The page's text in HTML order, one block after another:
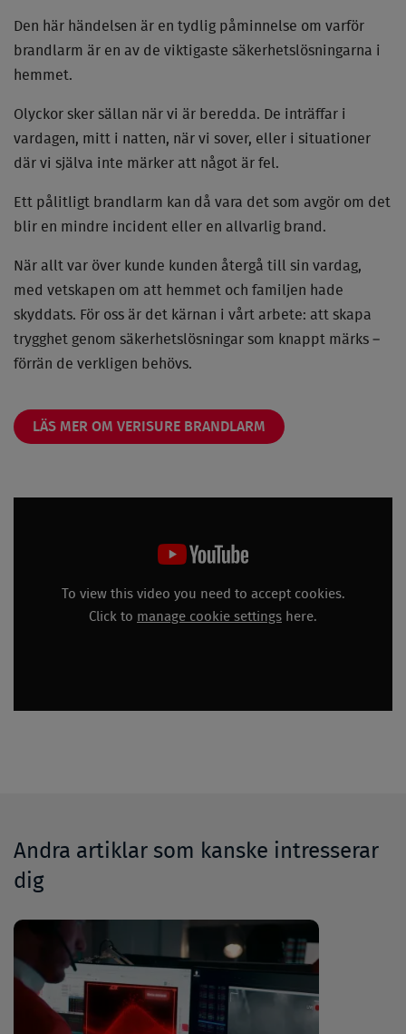
Den här händelsen är en tydlig påminnelse om varför
brandlarm är en av de viktigaste säkerhetslösningarna i
hemmet.
Olyckor sker sällan när vi är beredda. De inträffar i
vardagen, mitt i natten, när vi sover, eller i situationer
där vi själva inte märker att något är fel.
Ett pålitligt brandlarm kan då vara det som avgör om det
blir en mindre incident eller en allvarlig brand.
När allt var över kunde kunden återgå till sin vardag,
med vetskapen om att hemmet och familjen hade
skyddats. För oss är det kärnan i vårt arbete: att skapa
trygghet genom säkerhetslösningar som knappt märks –
förrän de verkligen behövs.
LÄS MER OM VERISURE BRANDLARM
To view this video you need to accept cookies.
Click to manage cookie settings here.
Andra artiklar som kanske intresserar
dig